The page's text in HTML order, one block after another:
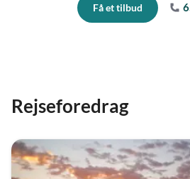
Få et tilbud
Rejseforedrag